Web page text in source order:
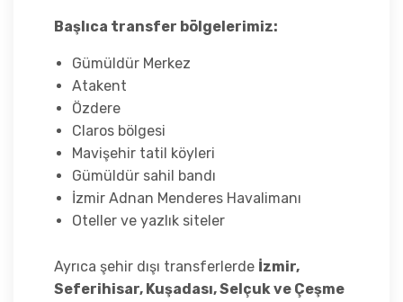
Başlıca transfer bölgelerimiz:
Gümüldür Merkez
Atakent
Özdere
Claros bölgesi
Mavişehir tatil köyleri
Gümüldür sahil bandı
İzmir Adnan Menderes Havalimanı
Oteller ve yazlık siteler
Ayrıca şehir dışı transferlerde İzmir,
Seferihisar, Kuşadası, Selçuk ve Çeşme